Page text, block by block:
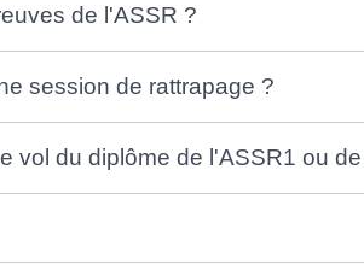
de l'ASSR ?
session de rattrapage ?
vol du diplôme de l'ASSR1 ou